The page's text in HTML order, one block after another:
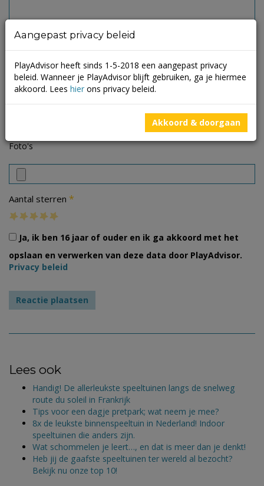
Foto's
Aantal sterren *
Ja, ik ben 16 jaar of ouder en ik ga akkoord met het
opslaan en verwerken van deze data door PlayAdvisor.
Privacy beleid
Lees ook
Handig! De allerleukste speeltuinen langs de snelweg
route du soleil in Frankrijk
Tips voor een dagje pretpark; wat neem je mee?
8x de leukste binnenspeeltuin in Nederland! Indoor
speeltuinen die anders zijn.
Wat schommelen je leert…, en dat is meer dan je denkt!
Heb jij de gaafste speeltuinen ter wereld al bezocht?
Bekijk nu onze top 10!
Aangepast privacy beleid
PlayAdvisor heeft sinds 1-5-2018 een aangepast privacy
beleid. Wanneer je PlayAdvisor blijft gebruiken, ga je hiermee
akkoord. Lees hier ons privacy beleid.
Akkoord & doorgaan